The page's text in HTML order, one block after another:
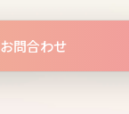
お問合わせ